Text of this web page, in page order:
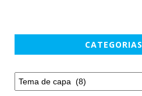
CATEGORIAS